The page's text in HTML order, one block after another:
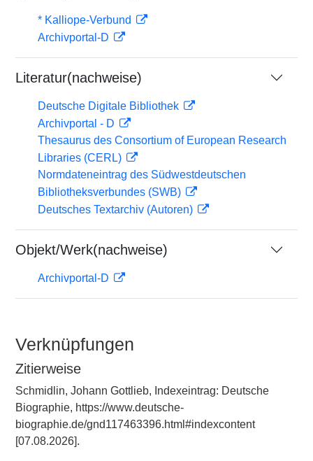
* Kalliope-Verbund
Archivportal-D
Literatur(nachweise)
Deutsche Digitale Bibliothek
Archivportal - D
Thesaurus des Consortium of European Research
Libraries (CERL)
Normdateneintrag des Südwestdeutschen
Bibliotheksverbundes (SWB)
Deutsches Textarchiv (Autoren)
Objekt/Werk(nachweise)
Archivportal-D
Verknüpfungen
Zitierweise
Schmidlin, Johann Gottlieb, Indexeintrag: Deutsche
Biographie, https://www.deutsche-
biographie.de/gnd117463396.html#indexcontent
[07.08.2026].